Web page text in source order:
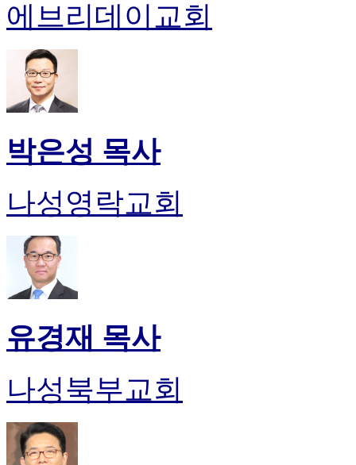
에브리데이교회
박은성 목사
나성영락교회
유경재 목사
나성북부교회